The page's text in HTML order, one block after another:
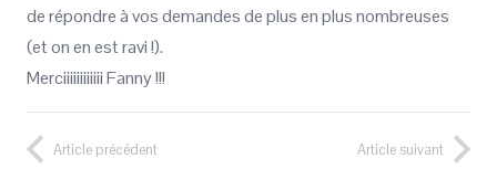
de répondre à vos demandes de plus en plus nombreuses
(et on en est ravi !).
Merciiiiiiiiiiii Fanny !!!
Article précédent Article suivant